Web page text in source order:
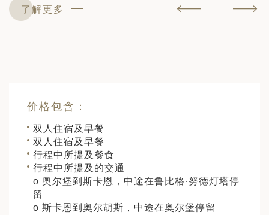
了解更多
价格包含：
双人住宿及早餐
双人住宿及早餐
行程中所提及餐食
行程中所提及的交通
o 奥尔堡到斯卡恩，中途在鲁比格·努德灯塔停
留
o 斯卡恩到奥尔胡斯，中途在奥尔堡停留